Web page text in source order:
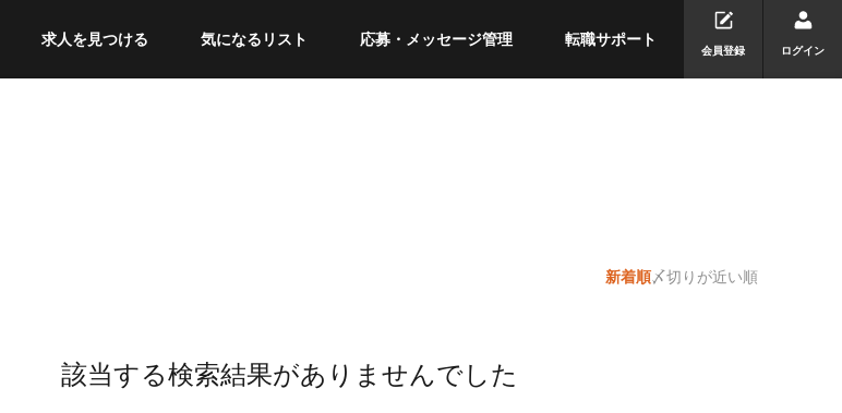
求人を見つける 気になるリスト 応募・メッセージ管理 転職サポート
会員登録 ログイン
新着順〆切りが近い順
該当する検索結果がありませんでした